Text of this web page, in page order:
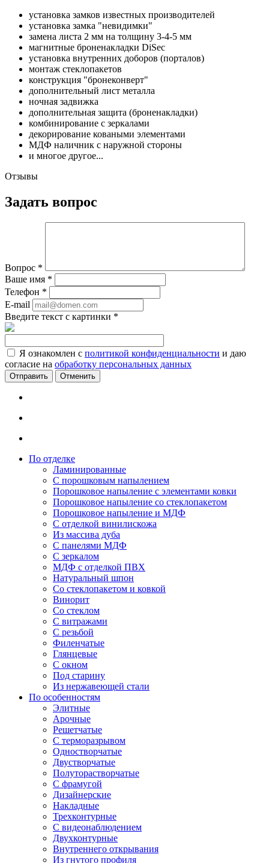
установка замков известных производителей
установка замка "невидимки"
замена листа 2 мм на толщину 3-4-5 мм
магнитные броненакладки DiSec
установка внутренних доборов (порталов)
монтаж стеклопакетов
конструкция "бронеконверт"
дополнительный лист металла
ночная задвижка
дополнительная защита (броненакладки)
комбинирование с зеркалами
декорирование коваными элементами
МДФ наличник с наружной стороны
и многое другое...
Отзывы
Задать вопрос
Вопрос *
Ваше имя *
Телефон *
E-mail
Введите текст с картинки *
Я ознакомлен с политикой конфиденциальности и даю
согласие на обработку персональных данных
Отменить
По отделке
Ламинированные
С порошковым напылением
Порошковое напыление с элементами ковки
Порошковое напыление со стеклопакетом
Порошковое напыление и МДФ
С отделкой винилискожа
Из массива дуба
С панелями МДФ
С зеркалом
МДФ с отделкой ПВХ
Натуральный шпон
Со стеклопакетом и ковкой
Винорит
Со стеклом
С витражами
С резьбой
Филенчатые
Глянцевые
С окном
Под старину
Из нержавеющей стали
По особенностям
Элитные
Арочные
Решетчатые
С терморазрывом
Одностворчатые
Двустворчатые
Полуторастворчатые
С фрамугой
Дизайнерские
Накладные
Трехконтурные
С видеонаблюдением
Двухконтурные
Внутреннего открывания
Из гнутого профиля